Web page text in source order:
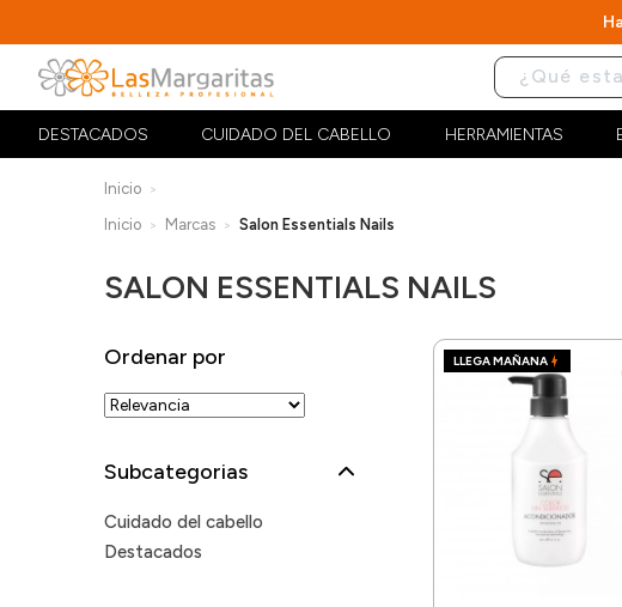
DESTACADOS CUIDADO DEL CABELLO HERRAMIENTAS
Inicio
Inicio
Marcas Salon Essentials Nails
SALON ESSENTIALS NAILS
Ordenar por
Subcategorias
Cuidado del cabello
Destacados
LLEGA MAÑANA